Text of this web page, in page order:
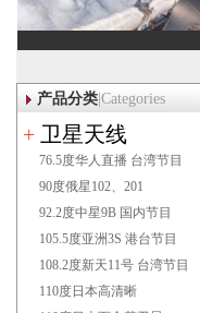
公告:沈阳迅驰
调试,沈阳
产品分类 |Categories
+ 卫星天线
76.5度华人直播 台湾节目
90度俄星102、201
92.2度中星9B 国内节目
105.5度亚洲3S 港台节目
108.2度新天11号 台湾节目
110度日本高清晰